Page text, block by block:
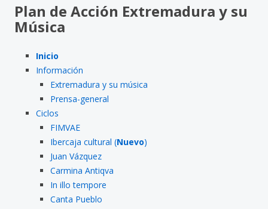
Plan de Acción Extremadura y su
Música
Inicio
Información
Extremadura y su música
Prensa-general
Ciclos
FIMVAE
Ibercaja cultural (Nuevo)
Juan Vázquez
Carmina Antiqva
In illo tempore
Canta Pueblo